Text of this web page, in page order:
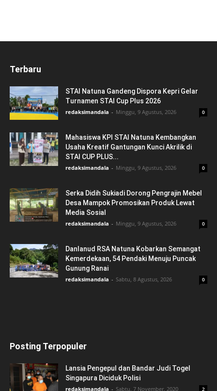
Terbaru
STAI Natuna Gandeng Dispora Kepri Gelar
Turnamen STAI Cup Plus 2026
redaksimandala - Minggu, 9 Agustus, 2026 0
Mahasiswa KPI STAI Natuna Kembangkan
Usaha Kreatif Gantungan Kunci Akrilik di
STAI CUP PLUS...
redaksimandala - Minggu, 9 Agustus, 2026 0
Serka Didih Sukiadi Dorong Pengrajin Mebel
Desa Mampok Promosikan Produk Lewat
Media Sosial
redaksimandala - Minggu, 9 Agustus, 2026 0
Danlanud RSA Natuna Kobarkan Semangat
Kemerdekaan, 54 Pendaki Menuju Puncak
Gunung Ranai
redaksimandala - Sabtu, 8 Agustus, 2026 0
Posting Terpopuler
Lansia Pengepul dan Bandar Judi Togel
Singapura Diciduk Polisi
redaksimandala - Sabtu, 7 November, 2020 2